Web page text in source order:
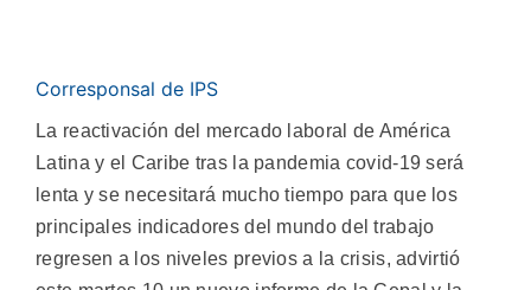
Corresponsal de IPS
La reactivación del mercado laboral de América
Latina y el Caribe tras la pandemia covid-19 será
lenta y se necesitará mucho tiempo para que los
principales indicadores del mundo del trabajo
regresen a los niveles previos a la crisis, advirtió